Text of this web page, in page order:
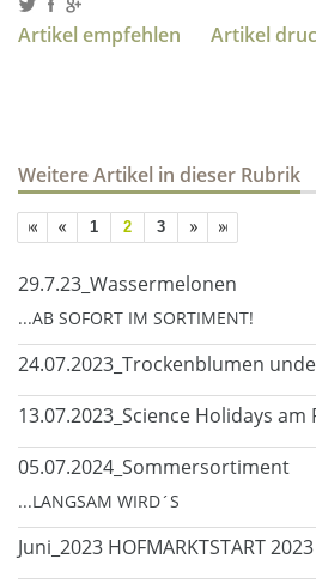
Artikel empfehlen Artikel
Weitere Artikel in dieser Rubrik
1 2 3
29.7.23_Wassermelonen
...AB SOFORT IM SORTIMENT!
24.07.2023_Trockenblumen
13.07.2023_Science Holidays am
05.07.2024_Sommersortiment
...LANGSAM WIRD´S
Juni_2023 HOFMARKTSTART